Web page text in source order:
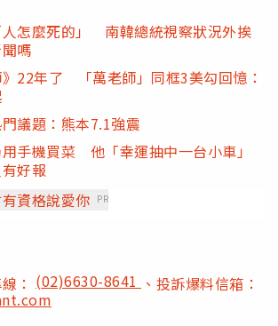
人怎麼死的」 南韓總統視察狀況外挨
嗎
》22年了 「萬老師」同框3美勾回憶：
議題：熊本7.1強震
手機買菜 他「幸運抽中一台小車」
好報
資格說愛你 PR
： (02)6630-8641 、投訴爆料信箱：